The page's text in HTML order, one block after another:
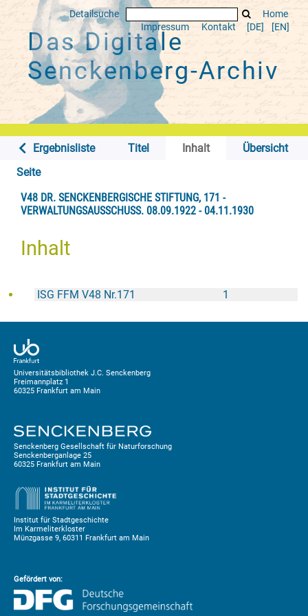
Detailsuche
Home
Impressum
Kontakt [DE] [EN]
Das Digitale
Senckenberg-Archiv
Ergebnisliste Titel Inhalt
Übersicht
Seite
V48 DR. SENCKENBERGISCHE STIFTUNG, 171 -
VERWALTUNGSAUSSCHUSS. 08.09.1922 - 04.11.1930
Inhalt
1
ISG FFM V48 Nr.171
Universitätsbibliothek J.C. Senckenberg
Freimannplatz 1
60325 Frankfurt am Main
Senckenberg Gesellschaft für Naturforschung
Senckenberganlage 25
60325 Frankfurt am Main
Institut für Stadtgeschichte
Im Karmeliterkloster
Münzgasse 9, 60311 Frankfurt am Main
Gefördert von: